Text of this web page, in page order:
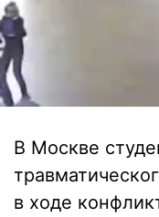
В Москве
в ходе